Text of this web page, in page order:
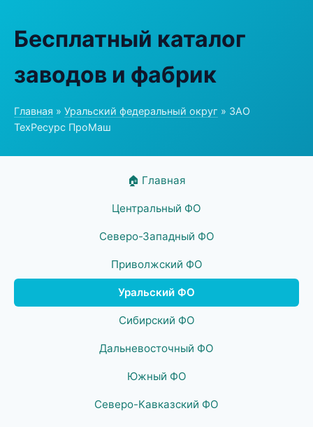
Бесплатный каталог
заводов и фабрик
Главная » Уральский федеральный округ » ЗАО
ТехРесурс ПроМаш
🏠 Главная
Центральный ФО
Северо-Западный ФО
Приволжский ФО
Уральский ФО
Сибирский ФО
Дальневосточный ФО
Южный ФО
Северо-Кавказский ФО